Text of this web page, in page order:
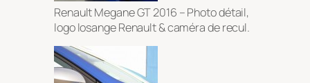
Renault Megane GT 2016 – Photo détail,
logo losange Renault & caméra de recul.